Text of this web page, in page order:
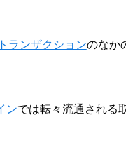
トランザクションのなか
ンでは転々流通される